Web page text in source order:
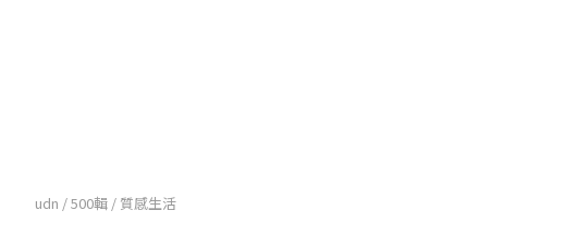
udn /500輯 / 質感生活